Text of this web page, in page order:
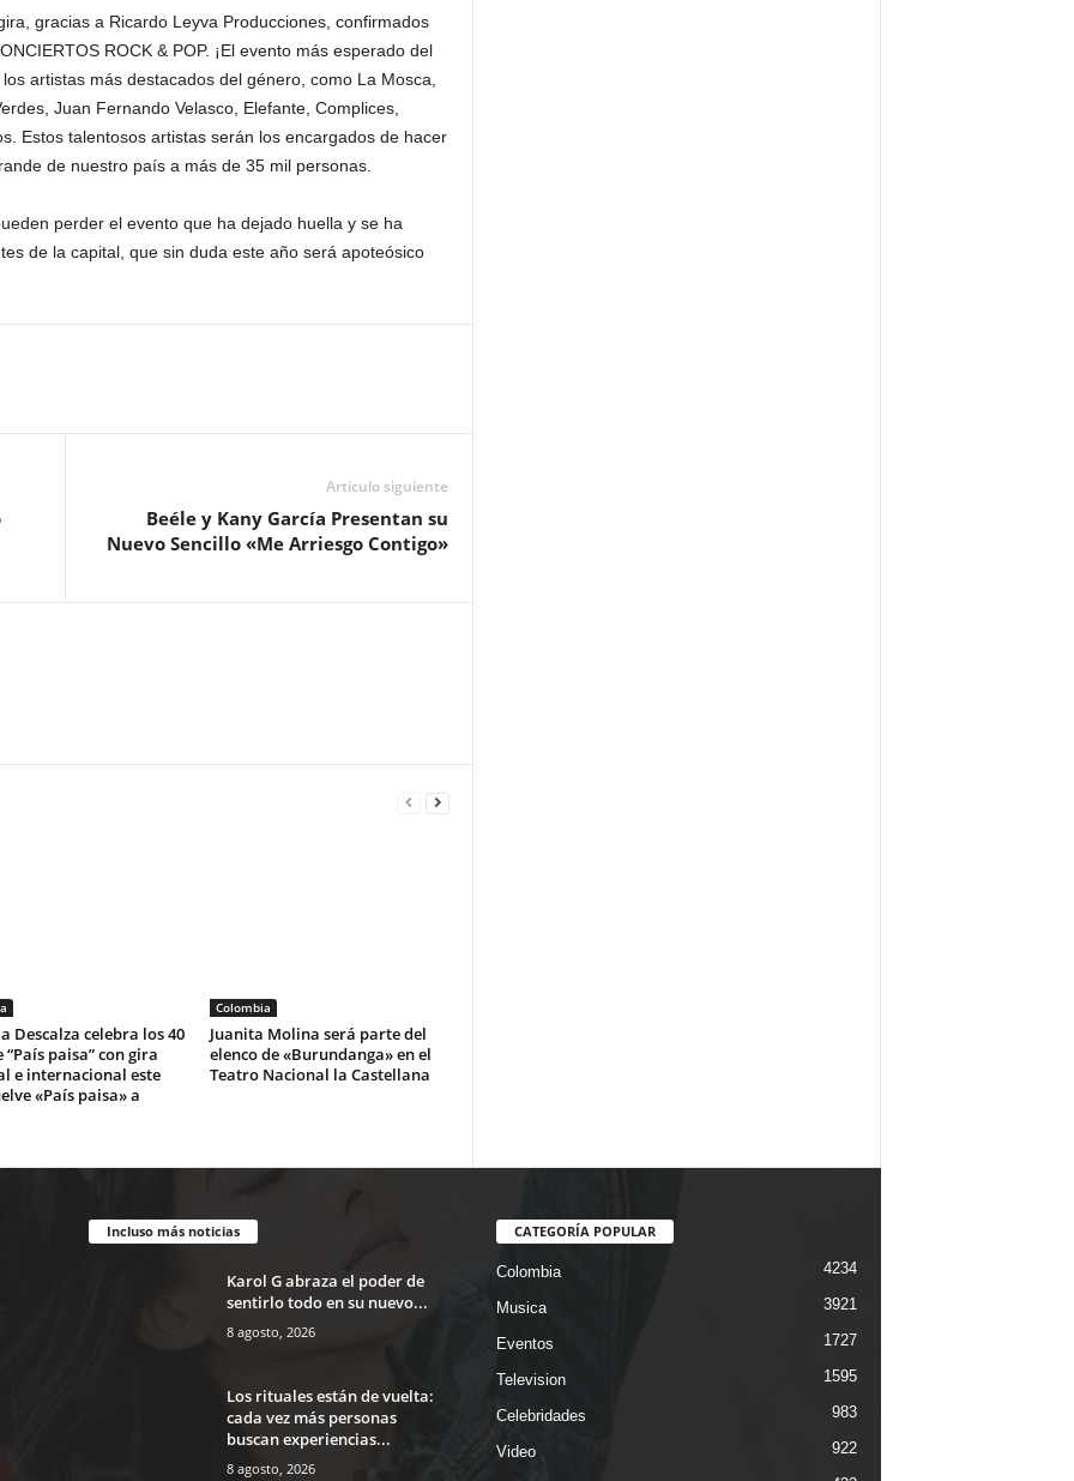
gracias a Ricardo Leyva Producciones, confirmados
ROCK & POP. ¡El evento más esperado del
artistas más destacados del género, como La Mosca,
Juan Fernando Velasco, Elefante, Complices,
Estos talentosos artistas serán los encargados de hacer
de nuestro país a más de 35 mil personas.
perder el evento que ha dejado huella y se ha
de la capital, que sin duda este año será apoteósico
Artículo siguiente
Beéle y Kany García Presentan su
Nuevo Sencillo «Me Arriesgo Contigo»
Descalza celebra los 40
“País paisa” con gira
e internacional este
«País paisa» a
Colombia
Juanita Molina será parte del
elenco de «Burundanga» en el
Teatro Nacional la Castellana
Incluso más noticias
Karol G abraza el poder de
sentirlo todo en su nuevo...
8 agosto, 2026
Los rituales están de vuelta:
cada vez más personas
buscan experiencias...
8 agosto, 2026
CATEGORÍA POPULAR
Colombia 4234
Musica 3921
Eventos 1727
Television 1595
Celebridades 983
Video 922